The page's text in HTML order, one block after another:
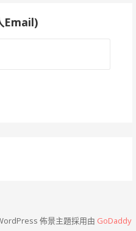
Email)
佈景主題採用由 GoDaddy